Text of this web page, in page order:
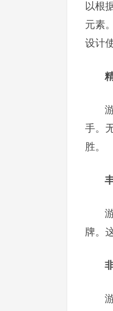
以根
元素
设计
手。
胜。
牌。